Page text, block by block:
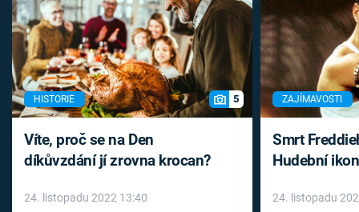
HISTORIE 5
Víte, proč se na Den
díkůvzdání jí zrovna krocan?
24. listopadu 2022 13:40
ZAJÍMAVOSTI
Smrt
Hudební
léky
24. listopadu